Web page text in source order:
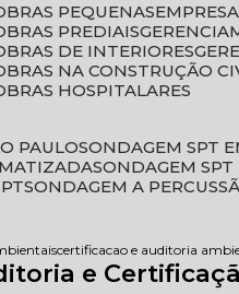
PEQUENAS
PREDIAIS
DE INTERIORES
NA CONSTRUÇÃO
HOSPITALARES
PAULO SONDAGEM SPT
SONDAGEM
SONDAGEM A
certificacao e auditoria
e